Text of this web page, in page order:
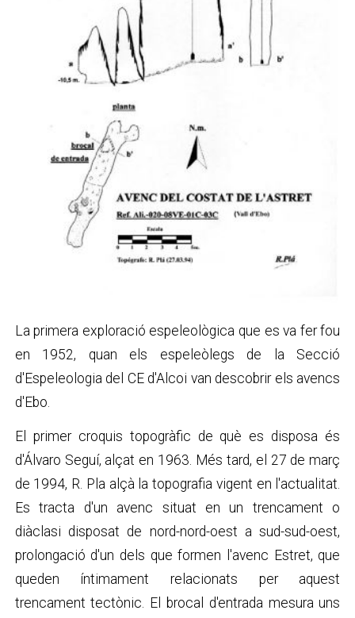
La primera exploració espeleològica que es va fer fou
en 1952, quan els espeleòlegs de la Secció
d'Espeleologia del CE d'Alcoi van descobrir els avencs
d'Ebo.
El primer croquis topogràfic de què es disposa és
d'Álvaro Seguí, alçat en 1963. Més tard, el 27 de març
de 1994, R. Pla alçà la topografia vigent en l'actualitat.
Es tracta d'un avenc situat en un trencament o
diàclasi disposat de nord-nord-oest a sud-sud-oest,
prolongació d'un dels que formen l'avenc Estret, que
queden íntimament relacionats per aquest
trencament tectònic. El brocal d'entrada mesura uns